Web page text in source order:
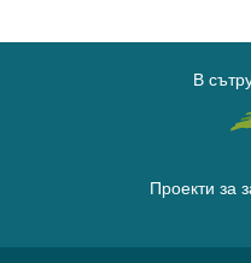
В
Проекти за